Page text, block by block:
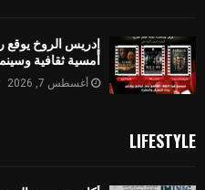
إدريس الروخ يوقع
أمسية ثقافية
أغسطس 7, 2026
LIFESTYLE